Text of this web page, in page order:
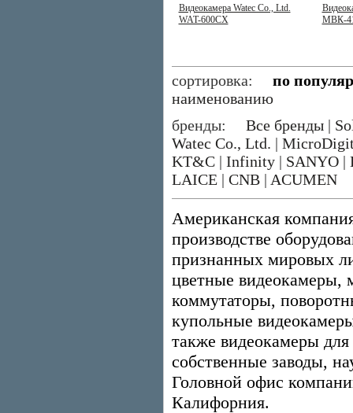
Видеокамера Watec Co., Ltd.
WAT-600CX
МВК-
сортировка: по
наименованию
бренды: Все бренды |
Watec Co., Ltd. |
KT&C | Infinity | SANYO |
LAICE | CNB | ACUMEN
Американская
производстве
признанных мировых
цветные видеокамеры,
коммутаторы,
купольные
также видеокамеры
собственные заводы,
Головной офис
Калифорния.